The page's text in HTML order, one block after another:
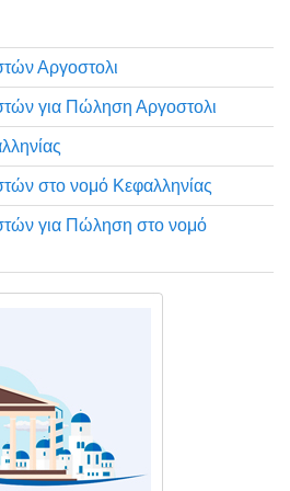
Αργοστολι
για Πώληση Αργοστολι
στο νομό Κεφαλληνίας
για Πώληση στο νομό